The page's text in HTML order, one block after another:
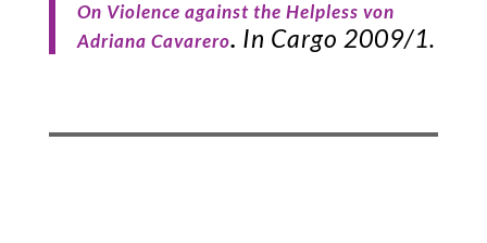
On Violence against the Helpless von
Adriana Cavarero. In Cargo 2009/1.